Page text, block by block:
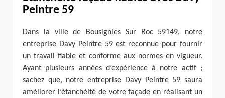
Peintre 59
Dans la ville de Bousignies Sur Roc 59149, notre
entreprise Davy Peintre 59 est reconnue pour fournir
un travail fiable et conforme aux normes en vigueur.
Ayant plusieurs années d’expérience à notre actif ;
sachez que, notre entreprise Davy Peintre 59 saura
améliorer l’étanchéité de votre façade en réalisant un